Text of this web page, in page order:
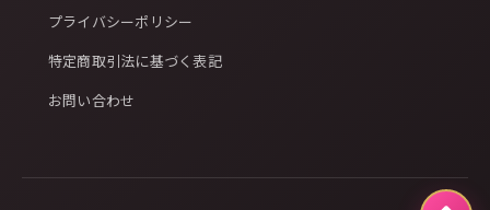
プライバシーポリシー
特定商取引法に基づく表記
お問い合わせ